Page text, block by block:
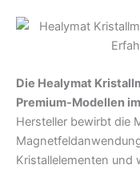
Die Healymat
Premium-Modellen
Hersteller bewirbt die
Kristallelementen und